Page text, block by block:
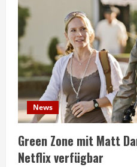
News
Green Zone mit Matt
Netflix verfügbar